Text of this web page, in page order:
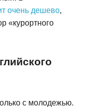
очень дешево,
«курортного
с молодежью.